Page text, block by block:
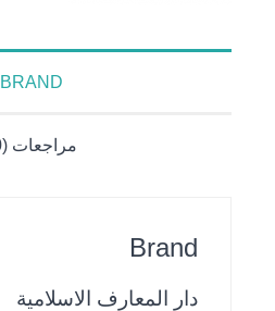
BRAND
مراجعات (0)
Brand
دار المعارف الاسلامية